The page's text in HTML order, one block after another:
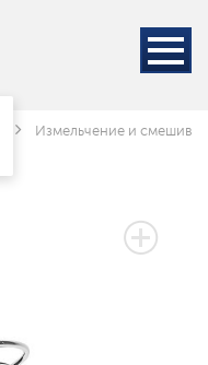
Измельчение и